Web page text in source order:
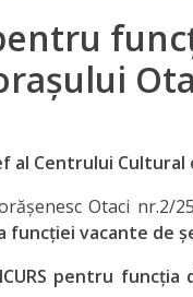
al Centrului Cultural
Otaci nr.2/
funcţiei vacante de
pentru funcţia